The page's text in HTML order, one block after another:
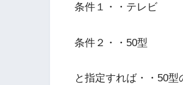
条件１・・テレビ
条件２・・50型
と指定すれば・・50型